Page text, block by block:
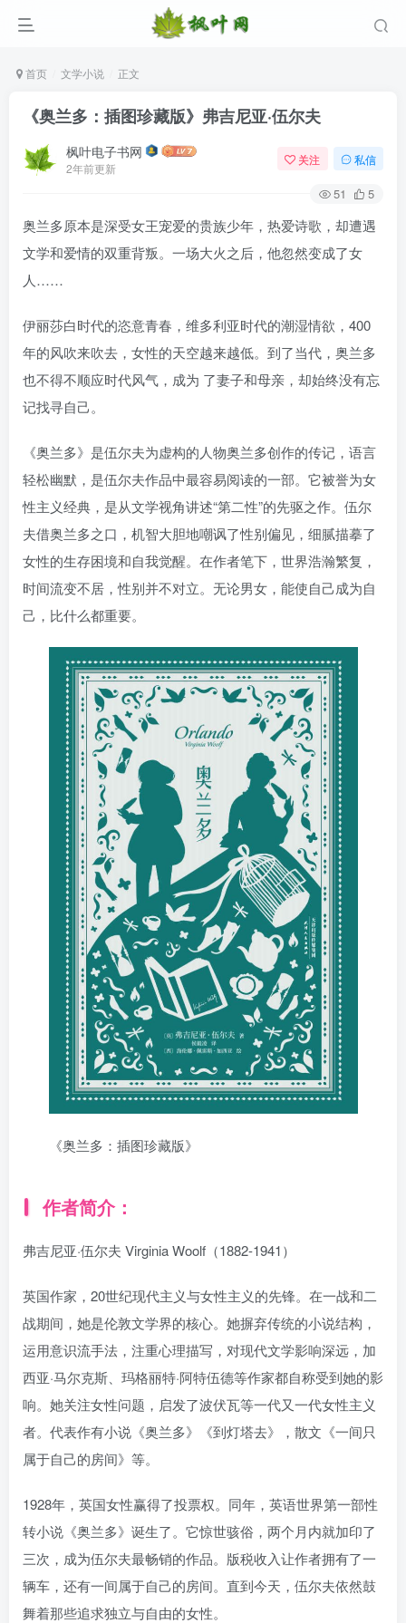
首页 文学小说 正文
《奥兰多：插图珍藏版》弗吉尼亚·伍尔夫
枫叶电子书网
2年前更新
关注 私信
51 5
奥兰多原本是深受女王宠爱的贵族少年，热爱诗歌，却遭遇
文学和爱情的双重背叛。一场大火之后，他忽然变成了女
人……
伊丽莎白时代的恣意青春，维多利亚时代的潮湿情欲，400
年的风吹来吹去，女性的天空越来越低。到了当代，奥兰多
也不得不顺应时代风气，成为 了妻子和母亲，却始终没有忘
记找寻自己。
《奥兰多》是伍尔夫为虚构的人物奥兰多创作的传记，语言
轻松幽默，是伍尔夫作品中最容易阅读的一部。它被誉为女
性主义经典，是从文学视角讲述“第二性”的先驱之作。伍尔
夫借奥兰多之口，机智大胆地嘲讽了性别偏见，细腻描摹了
女性的生存困境和自我觉醒。在作者笔下，世界浩瀚繁复，
时间流变不居，性别并不对立。无论男女，能使自己成为自
己，比什么都重要。
《奥兰多：插图珍藏版》
作者简介：
弗吉尼亚·伍尔夫 Virginia Woolf（1882-1941）
英国作家，20世纪现代主义与女性主义的先锋。在一战和二
战期间，她是伦敦文学界的核心。她摒弃传统的小说结构，
运用意识流手法，注重心理描写，对现代文学影响深远，加
西亚·马尔克斯、玛格丽特·阿特伍德等作家都自称受到她的影
响。她关注女性问题，启发了波伏瓦等一代又一代女性主义
者。代表作有小说《奥兰多》《到灯塔去》，散文《一间只
属于自己的房间》等。
1928年，英国女性赢得了投票权。同年，英语世界第一部性
转小说《奥兰多》诞生了。它惊世骇俗，两个月内就加印了
三次，成为伍尔夫最畅销的作品。版税收入让作者拥有了一
辆车，还有一间属于自己的房间。直到今天，伍尔夫依然鼓
舞着那些追求独立与自由的女性。
用户名/手机号/邮箱
社交账号登录